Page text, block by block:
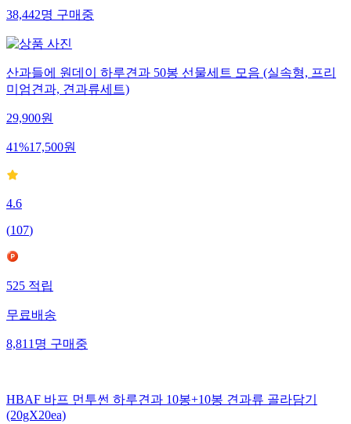
38,442명구매중
산과들에 원데이 하루견과 50봉 선물세트 모음 (실속형, 프리
미엄견과, 견과류세트)
29,900원
41%17,500원
4.6
(107)
525적립
무료배송
8,811명구매중
HBAF 바프 먼투썬 하루견과 10봉+10봉 견과류 골라담기
(20gX20ea)